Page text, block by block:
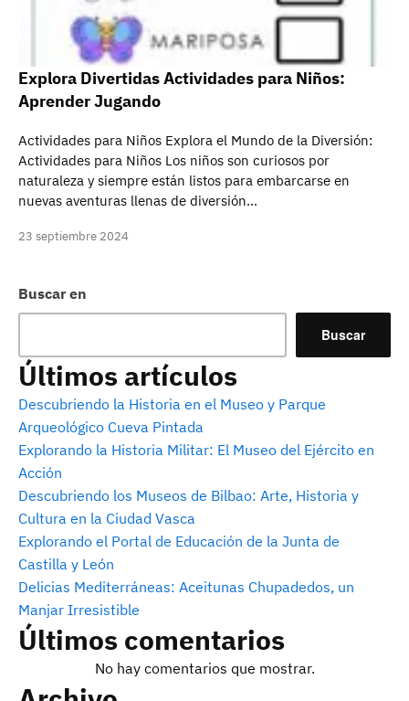
Buscar en
Buscar
Últimos artículos
Descubriendo la Historia en el Museo y Parque
Arqueológico Cueva Pintada
Explorando la Historia Militar: El Museo del Ejército en
Acción
Descubriendo los Museos de Bilbao: Arte, Historia y
Cultura en la Ciudad Vasca
Explorando el Portal de Educación de la Junta de
Castilla y León
Delicias Mediterráneas: Aceitunas Chupadedos, un
Manjar Irresistible
Últimos comentarios
No hay comentarios que mostrar.
Explora Divertidas Actividades para Niños:
Aprender Jugando
Actividades para Niños Explora el Mundo de la Diversión:
Actividades para Niños Los niños son curiosos por
naturaleza y siempre están listos para embarcarse en
nuevas aventuras llenas de diversión…
23 septiembre 2024